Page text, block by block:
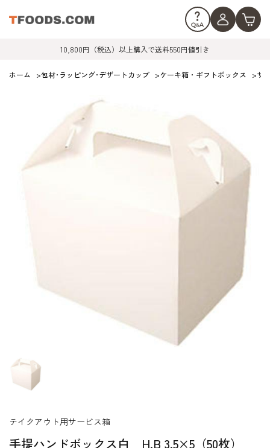
10,800円（税込）以上購入で送料550円値引き
ホーム >包材･ラッピング･デザートカップ >ケーキ箱・ギフトボックス >サ
手提ハンドボックス白 H.B 3.5×5（50枚）
テイクアウト用サービス箱